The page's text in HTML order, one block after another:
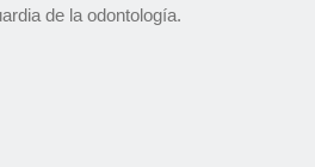
de la odontología.